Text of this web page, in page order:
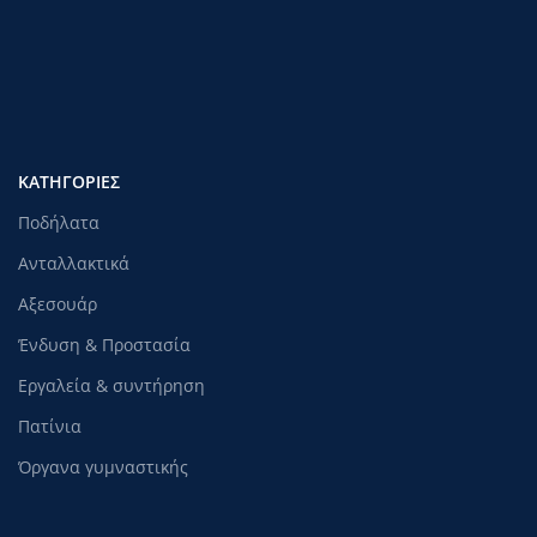
rnrn
rnrn
rn
ΚΑΤΗΓΟΡΊΕΣ
Ποδήλατα
Ανταλλακτικά
Αξεσουάρ
Ένδυση & Προστασία
Εργαλεία & συντήρηση
Πατίνια
Όργανα γυμναστικής